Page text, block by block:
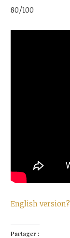
80/100
English version?
Partager :